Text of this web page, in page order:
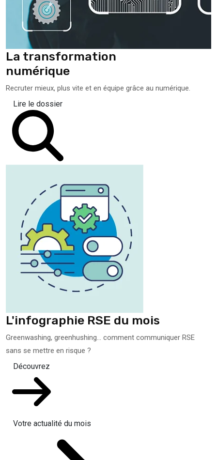
La transformation
numérique
Recruter mieux, plus vite et en équipe grâce au numérique.
Lire le dossier
L'infographie RSE du mois
Greenwashing, greenhushing… comment communiquer RSE
sans se mettre en risque ?
Découvrez
Votre actualité du mois